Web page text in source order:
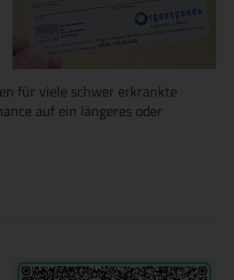
für viele schwer erkrankte
auf ein längeres oder